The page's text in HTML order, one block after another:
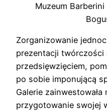
Muzeum
Zorganizowanie
prezentacji twórczości
przedsięwzięciem,
po sobie imponującą
Galerie
przygotowanie swojej